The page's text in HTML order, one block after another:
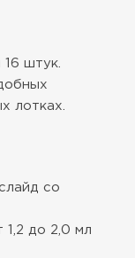
штук.
лотках.
со
1,2 до 2,0 мл